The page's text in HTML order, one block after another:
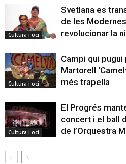
Cultura i oci
Svetlana es
de les
revolucionar la
Cultura i oci
Campi qui
Martorell
més trapella
Cultura i oci
El Progrés
concert i el ball
de l’Orquestra